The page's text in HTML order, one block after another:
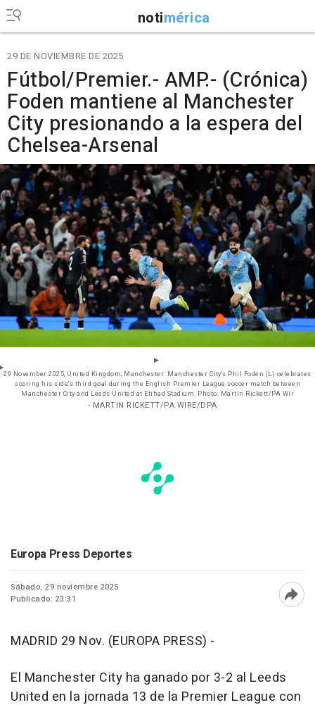
notimérica
29 DE NOVIEMBRE DE 2025
Fútbol/Premier.- AMP.- (Crónica)
Foden mantiene al Manchester
City presionando a la espera del
Chelsea-Arsenal
29 November 2025, United Kingdom, Manchester: Manchester City's Phil Foden (L) celebrates
scoring his side's third goal during the English Premier League soccer match between
Manchester City and Leeds United at Etihad Stadium. Photo: Martin Rickett/PA Wir
- MARTIN RICKETT/PA WIRE/DPA
Europa Press Deportes
Sábado, 29 noviembre 2025
Publicado: 23:31
MADRID 29 Nov. (EUROPA PRESS) -
El Manchester City ha ganado por 3-2 al Leeds
United en la jornada 13 de la Premier League con